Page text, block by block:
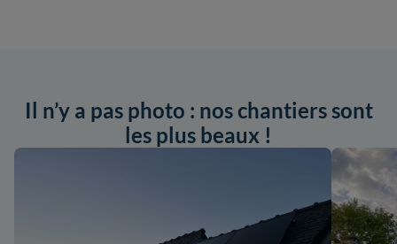
Il n’y a pas photo : nos chantiers sont
les plus beaux !